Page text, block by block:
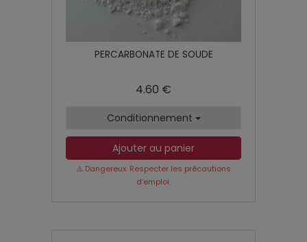
PERCARBONATE DE SOUDE
4.60 €
Conditionnement
Ajouter au panier
⚠️ Dangereux. Respecter les précautions
d’emploi.